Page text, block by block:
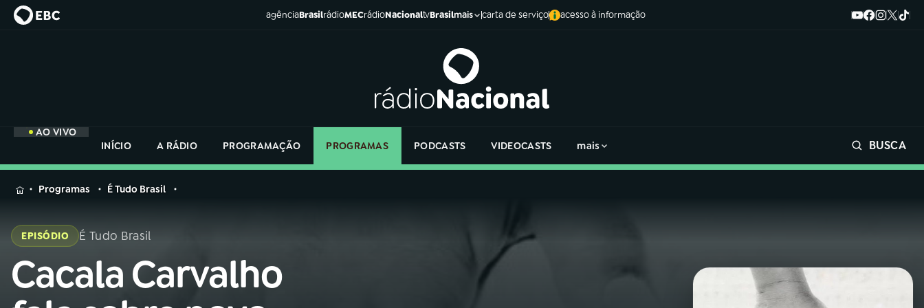
agênciaBrasilrádioMECrádioNacionaltvBrasilmais carta de serviço acesso à informação
AO VIVO
INÍCIO
A RÁDIO PROGRAMAÇÃO PROGRAMAS PODCASTS VIDEOCASTS mais BUSCA
MENU
Buscar
na
Rádio
na
Rádio
Programas É Tudo Brasil
EPISÓDIO É Tudo Brasil
Cacala Carvalho